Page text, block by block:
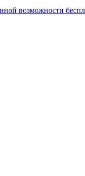
возможности